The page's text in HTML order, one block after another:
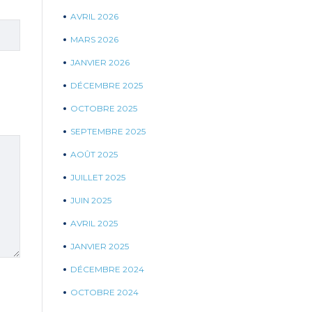
AVRIL 2026
MARS 2026
JANVIER 2026
DÉCEMBRE 2025
OCTOBRE 2025
SEPTEMBRE 2025
AOÛT 2025
JUILLET 2025
JUIN 2025
AVRIL 2025
JANVIER 2025
DÉCEMBRE 2024
OCTOBRE 2024